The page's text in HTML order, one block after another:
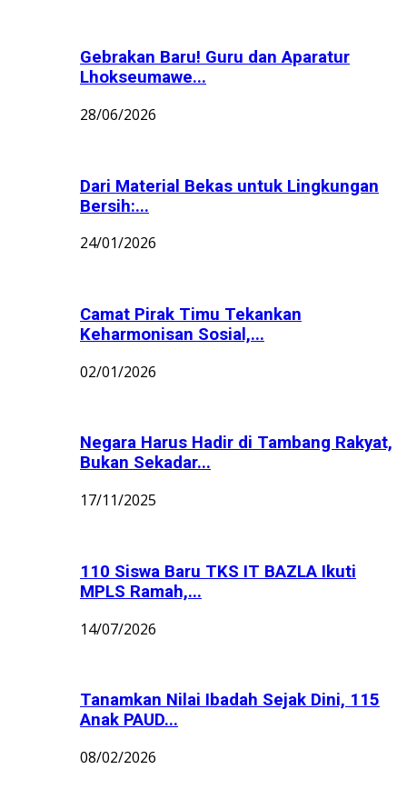
Gebrakan Baru! Guru dan Aparatur
Lhokseumawe...
28/06/2026
Dari Material Bekas untuk Lingkungan
Bersih:...
24/01/2026
Camat Pirak Timu Tekankan
Keharmonisan Sosial,...
02/01/2026
Negara Harus Hadir di Tambang Rakyat,
Bukan Sekadar...
17/11/2025
110 Siswa Baru TKS IT BAZLA Ikuti
MPLS Ramah,...
14/07/2026
Tanamkan Nilai Ibadah Sejak Dini, 115
Anak PAUD...
08/02/2026